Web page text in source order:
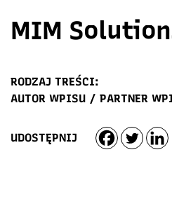
MIM
RODZAJ TREŚCI:
AUTOR WPISU / PARTNER
UDOSTĘPNIJ